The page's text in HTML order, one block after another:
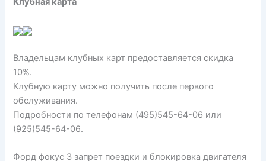
Владельцам клубных карт предоставляется скидка
10%.
Клубную карту можно получить после первого
обслуживания.
Подробности по телефонам (495)545-64-06 или
(925)545-64-06.
Форд фокус 3 запрет поездки и блокировка двигателя